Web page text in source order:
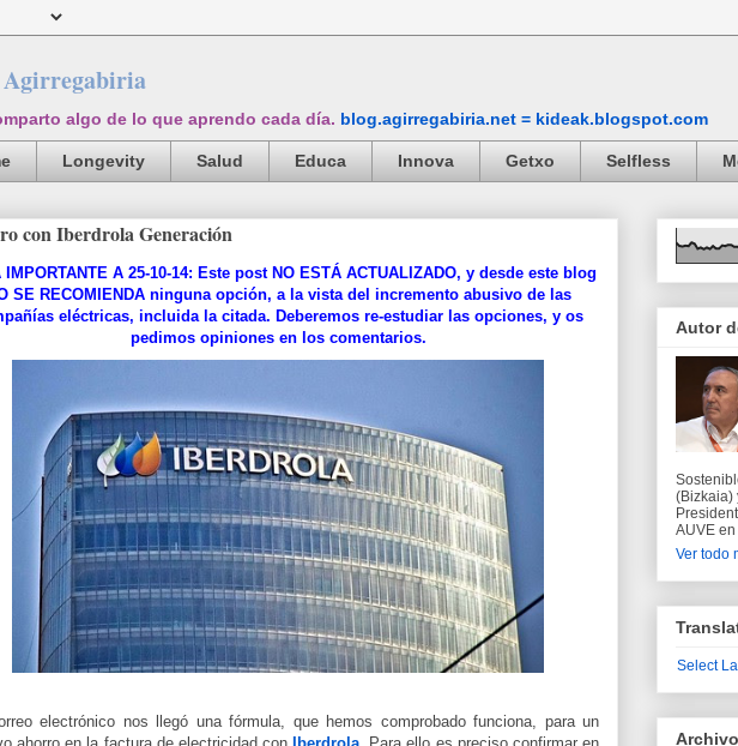
algo de lo que aprendo cada día. blog.agirregabiria.net = kideak.blogspot.com
Longevity Salud Educa Innova Getxo Selfless
con Iberdrola Generación
IMPORTANTE A 25-10-14: Este post NO ESTÁ ACTUALIZADO, y desde este blog
SE RECOMIENDA ninguna opción, a la vista del incremento abusivo de las
eléctricas, incluida la citada. Deberemos re-estudiar las opciones, y os
pedimos opiniones en los comentarios.
electrónico nos llegó una fórmula, que hemos comprobado funciona, para un
Autor
(Bizkaia)
AUVE
Ver todo
Select